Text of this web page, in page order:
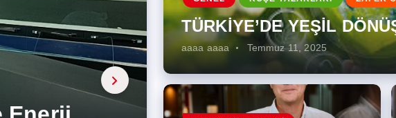
TÜRKİYE’DE YEŞİL
aaaa aaaa Temmuz 11, 2025